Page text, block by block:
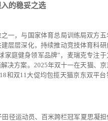
的稳妥之选
一，与国家体育总局训练局双方五
层层深化，持续推动竞技体育科研
家庭健身领军品牌”，麦瑞克专注于
决方案。2025年双十一在天猫、京
和双11大促均包揽天猫京东双平台
径运动员、百米跨栏冠军夏思凝担